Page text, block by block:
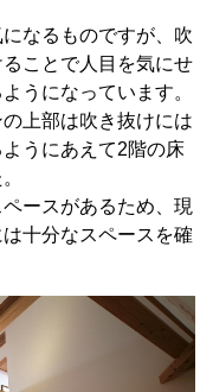
なるものですが、吹
ことで人目を気にせ
うになっています。
上部は吹き抜けには
うにあえて2階の床
ースがあるため、現
十分なスペースを確